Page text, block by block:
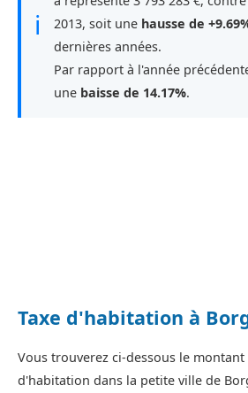
ℹ
2013, soit une hausse de
dernières années.
Par rapport à l'année
une baisse de 14.17%.
Taxe d'habitation à
Vous trouverez ci-dessous le montant
d'habitation dans la petite ville de